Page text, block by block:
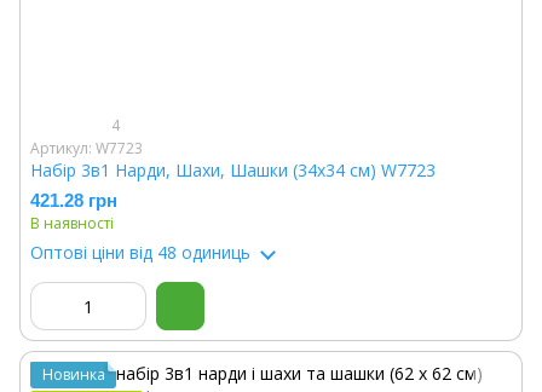
4
Артикул: W7723
Набір 3в1 Нарди, Шахи, Шашки (34х34 см) W7723
421.28 грн
В наявності
Оптові ціни від 48 одиниць
Новинка